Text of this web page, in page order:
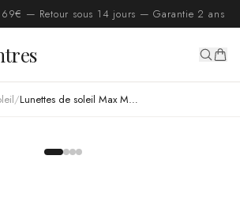
69€ — Retour sous 14 jours — Garantie 2 ans
/ Lunettes de soleil Max Mara MM Bridge II forme ovale